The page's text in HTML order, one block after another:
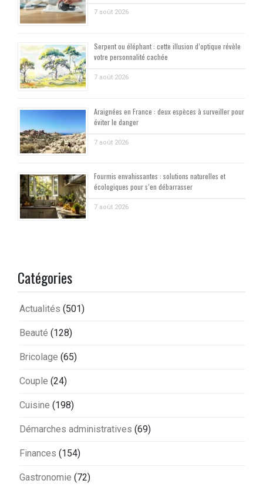
7 août 2026
Serpent ou éléphant : cette illusion d’optique révèle
votre personnalité cachée
7 août 2026
Araignées en France : deux espèces à surveiller pour
éviter le danger
7 août 2026
Fourmis envahissantes : solutions naturelles et
écologiques pour s’en débarrasser
7 août 2026
Catégories
Actualités (501)
Beauté (128)
Bricolage (65)
Couple (24)
Cuisine (198)
Démarches administratives (69)
Finances (154)
Gastronomie (72)